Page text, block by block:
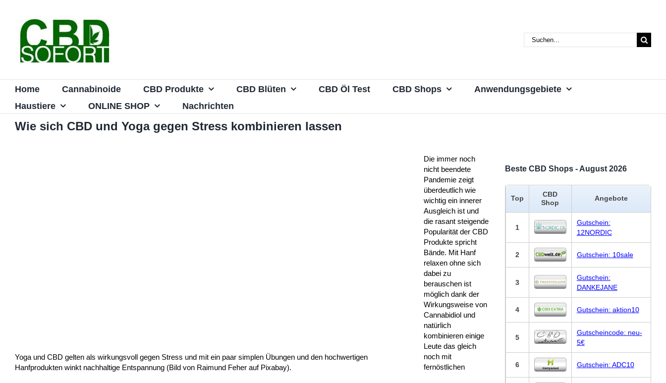
springen
Suche
nach:
Home Cannabinoide CBD Produkte CBD Blüten CBD Öl Test CBD Shops
Anwendungsgebiete
Haustiere
ONLINE SHOP Nachrichten
Wie sich CBD und Yoga gegen Stress kombinieren lassen
Yoga und CBD gelten als wirkungsvoll gegen Stress und mit ein paar simplen Übungen und den hochwertigen
Hanfprodukten winkt nachhaltige Entspannung (Bild von Raimund Feher auf Pixabay).
Die immer noch
nicht beendete
Pandemie zeigt
überdeutlich wie
wichtig ein innerer
Ausgleich ist und
die rasant steigende
Popularität der CBD
Produkte spricht
Bände. Mit Hanf
relaxen ohne sich
dabei zu
berauschen ist
möglich dank der
Wirkungsweise von
Cannabidiol und
natürlich
kombinieren einige
Leute das gleich
noch mit
fernöstlichen
Beste CBD Shops - August 2026
Top
CBD
Shop
Angebote
1
Gutschein:
12NORDIC
2 Gutschein: 10sale
3
Gutschein:
DANKEJANE
4 Gutschein: aktion10
5
Gutscheincode: neu-
5€
6 Gutschein: ADC10